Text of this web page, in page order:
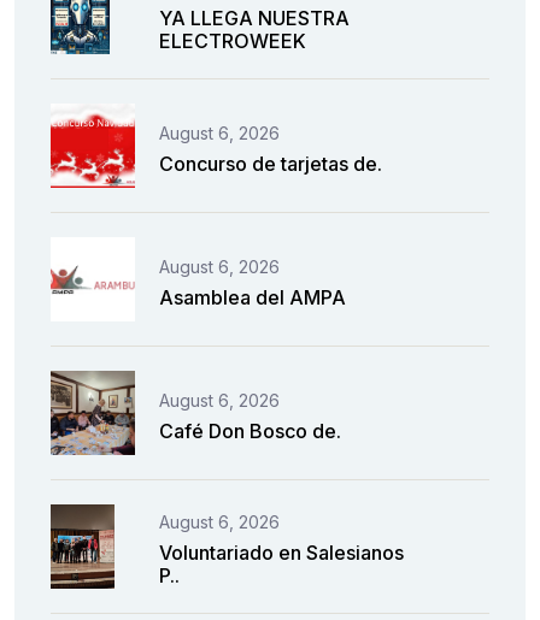
YA LLEGA NUESTRA
ELECTROWEEK
August 6, 2026
Concurso de tarjetas de.
August 6, 2026
Asamblea del AMPA
August 6, 2026
Café Don Bosco de.
August 6, 2026
Voluntariado en Salesianos
P..